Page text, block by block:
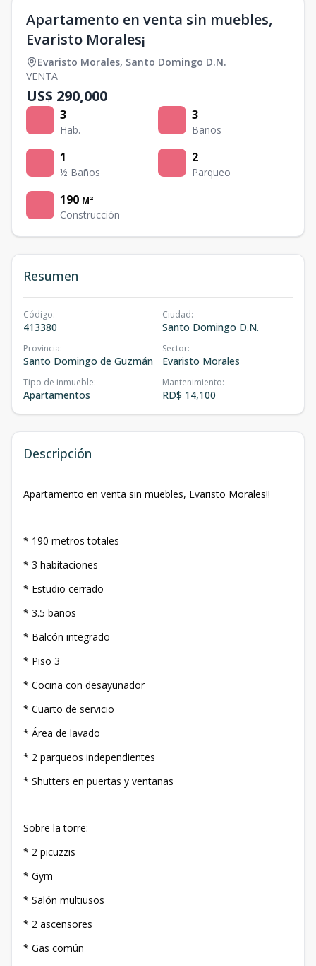
Apartamento en venta sin muebles,
Evaristo Morales¡
Evaristo Morales, Santo Domingo D.N.
VENTA
US$ 290,000
3
Hab.
3
Baños
1
½ Baños
2
Parqueo
190 M²
Construcción
Resumen
Código:
413380
Ciudad:
Santo Domingo D.N.
Provincia:
Santo Domingo de Guzmán
Sector:
Evaristo Morales
Tipo de inmueble:
Apartamentos
Mantenimiento:
RD$ 14,100
Descripción
Apartamento en venta sin muebles, Evaristo Morales!!
* 190 metros totales
* 3 habitaciones
* Estudio cerrado
* 3.5 baños
* Balcón integrado
* Piso 3
* Cocina con desayunador
* Cuarto de servicio
* Área de lavado
* 2 parqueos independientes
* Shutters en puertas y ventanas
Sobre la torre:
* 2 picuzzis
* Gym
* Salón multiusos
* 2 ascensores
* Gas común